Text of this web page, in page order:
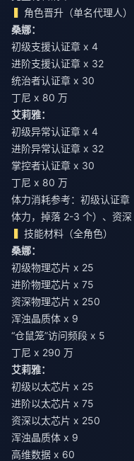
角色晋升（单名代理人）
桑娜：
初级支援认证章 x 4
进阶支援认证章 x 32
统治者认证章 x 30
丁尼 x 80 万
艾莉雅：
初级异常认证章 x 4
进阶异常认证章 x 32
掌控者认证章 x 30
丁尼 x 80 万
体力消耗参考：初级认证
体力，掉落 2-3 个）、资深
技能材料（全角色）
桑娜：
初级物理芯片 x 25
进阶物理芯片 x 75
资深物理芯片 x 250
浑浊晶质体 x 9
“仓鼠笼”访问频段 x 5
丁尼 x 290 万
艾莉雅：
初级以太芯片 x 25
进阶以太芯片 x 75
资深以太芯片 x 250
浑浊晶质体 x 9
高维数据 x 60